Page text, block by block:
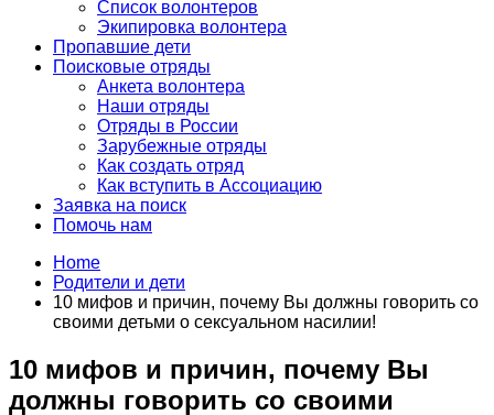
Список волонтеров
Экипировка волонтера
Пропавшие дети
Поисковые отряды
Анкета волонтера
Наши отряды
Отряды в России
Зарубежные отряды
Как создать отряд
Как вступить в Ассоциацию
Заявка на поиск
Помочь нам
Home
Родители и дети
10 мифов и причин, почему Вы должны говорить со
своими детьми о сексуальном насилии!
10 мифов и причин, почему Вы
должны говорить со своими